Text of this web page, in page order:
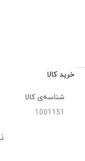
خرید کالا
شناسه‌ی کالا
1001151